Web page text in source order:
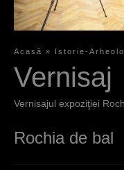
S
s
Acasă » Istorie-
Vernisaj
Vernisajul expoziţiei
Rochia de bal